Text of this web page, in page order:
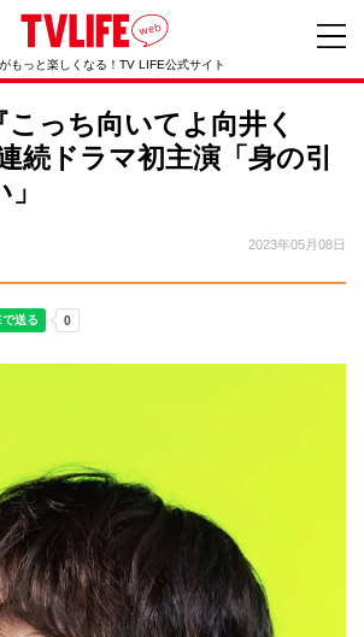
もっと楽しくなる！TV LIFE公式サイト
っち向いてよ向井く
続ドラマ初主演「身の引
2023年05月08日